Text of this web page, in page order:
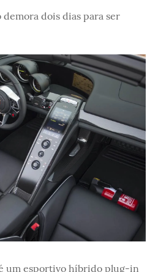
dois dias para ser
um esportivo híbrido plug-in